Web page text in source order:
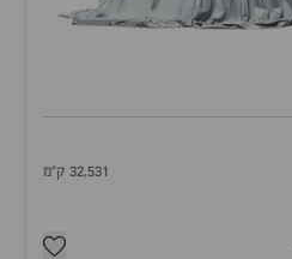
32,531 ק"מ